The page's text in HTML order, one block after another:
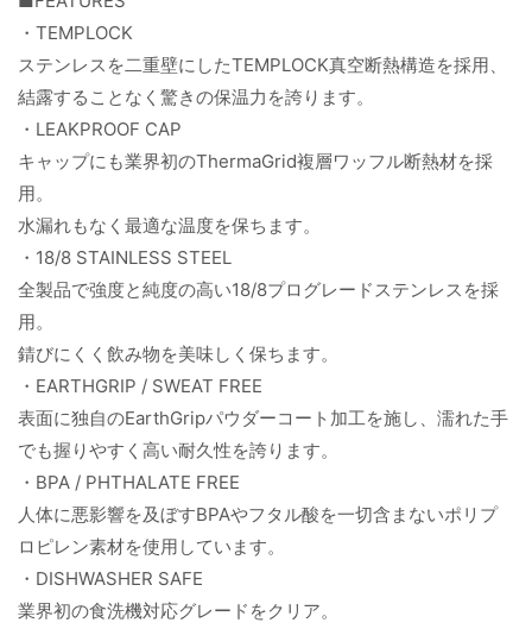
・TEMPLOCK
ステンレスを二重壁にしたTEMPLOCK真空断熱構造を採用、
結露することなく驚きの保温力を誇ります。
・LEAKPROOF CAP
キャップにも業界初のThermaGrid複層ワッフル断熱材を採
用。
水漏れもなく最適な温度を保ちます。
・18/8 STAINLESS STEEL
全製品で強度と純度の高い18/8プログレードステンレスを採
用。
錆びにくく飲み物を美味しく保ちます。
・EARTHGRIP / SWEAT FREE
表面に独自のEarthGripパウダーコート加工を施し、濡れた手
でも握りやすく高い耐久性を誇ります。
・BPA / PHTHALATE FREE
人体に悪影響を及ぼすBPAやフタル酸を一切含まないポリプ
ロピレン素材を使用しています。
・DISHWASHER SAFE
業界初の食洗機対応グレードをクリア。